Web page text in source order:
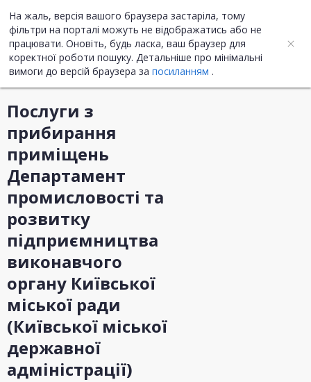
На жаль, версія вашого браузера застаріла, тому
фільтри на порталі можуть не відображатись або не
працювати. Оновіть, будь ласка, ваш браузер для
коректної роботи пошуку. Детальніше про мінімальні
вимоги до версій браузера за посиланням .
UA ENG
Інформація про закупівлю
Послуги з
прибирання
приміщень
Департамент
промисловості та
розвитку
підприємництва
виконавчого
органу Київської
міської ради
(Київської міської
державної
адміністрації)